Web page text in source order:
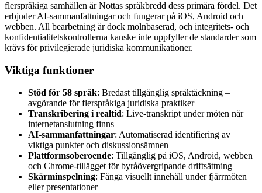
flerspråkiga samhällen är Nottas språkbredd dess primära fördel. Det
erbjuder AI-sammanfattningar och fungerar på iOS, Android och
webben. All bearbetning är dock molnbaserad, och integritets- och
konfidentialitetskontrollerna kanske inte uppfyller de standarder som
krävs för privilegierade juridiska kommunikationer.
Viktiga funktioner
Stöd för 58 språk: Bredast tillgänglig språktäckning –
avgörande för flerspråkiga juridiska praktiker
Transkribering i realtid: Live-transkript under möten när
internetanslutning finns
AI-sammanfattningar: Automatiserad identifiering av
viktiga punkter och diskussionsämnen
Plattformsoberoende: Tillgänglig på iOS, Android, webben
och Chrome-tillägget för byråövergripande driftsättning
Skärminspelning: Fånga visuellt innehåll under fjärrmöten
eller presentationer